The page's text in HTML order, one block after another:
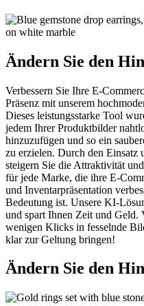
Ändern Sie den
Verbessern Sie Ihre E-
Präsenz mit unserem
Dieses leistungsstarke Tool
jedem Ihrer Produktbilder
hinzuzufügen und so ein
zu erzielen. Durch den Einsatz
steigern Sie die Attraktivität
für jede Marke, die ihre E-
und Inventarpräsentation
Bedeutung ist. Unsere KI-
und spart Ihnen Zeit und Geld.
wenigen Klicks in fesselnde
klar zur Geltung bringen!
Ändern Sie den